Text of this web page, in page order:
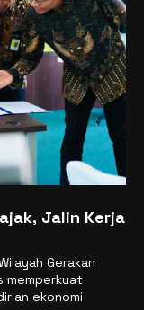
Jalin Kerja
Gerakan
memperkuat
ekonomi